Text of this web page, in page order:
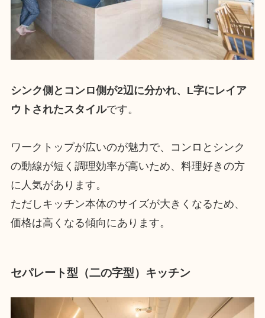
シンク側とコンロ側が2辺に分かれ、L字にレイア
ウトされたスタイルです。
ワークトップが広いのが魅力で、コンロとシンク
の動線が短く調理効率が高いため、料理好きの方
に人気があります。
ただしキッチン本体のサイズが大きくなるため、
価格は高くなる傾向にあります。
セパレート型（二の字型）キッチン